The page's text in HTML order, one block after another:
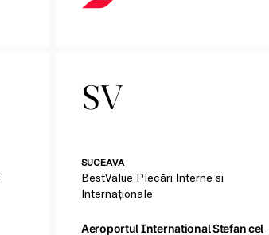
SV
SUCEAVA
BestValue Plecări Interne si
Internaționale
Aeroportul International Stefan cel